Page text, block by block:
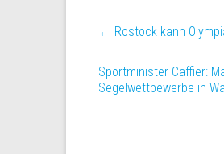
← Rostock kann
Sportminister Caffier:
Segelwettbewerbe in